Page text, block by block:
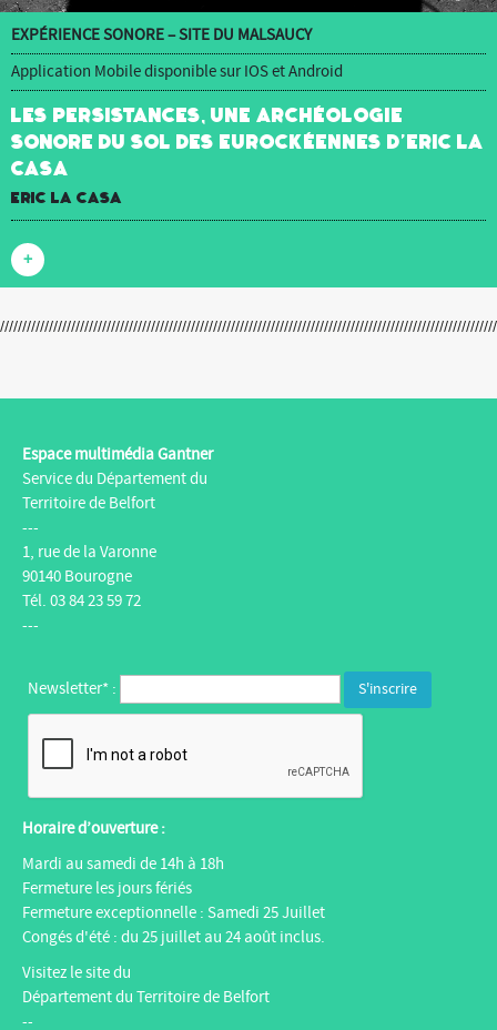
EXPÉRIENCE SONORE – SITE DU MALSAUCY
Application Mobile disponible sur IOS et Android
Les Persistances, une archéologie
sonore du sol des Eurockéennes d’Eric La
Casa
Eric La Casa
+
Espace multimédia Gantner
Service du Département du
Territoire de Belfort
---
1, rue de la Varonne
90140 Bourogne
Tél. 03 84 23 59 72
---
Newsletter* :
Horaire d’ouverture :
Mardi au samedi de 14h à 18h
Fermeture les jours fériés
Fermeture exceptionnelle : Samedi 25 Juillet
Congés d'été : du 25 juillet au 24 août inclus.
Visitez le site du
Département du Territoire de Belfort
--